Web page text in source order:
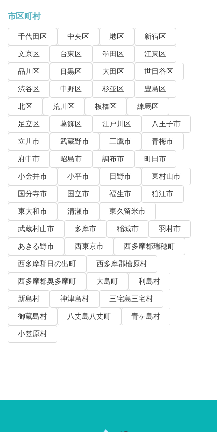
市区町村
千代田区 中央区 港区
新宿区
文京区
台東区 墨田区
江東区
品川区
目黒区 大田区
世田谷区
渋谷区
中野区 杉並区
豊島区
北区
荒川区 板橋区
練馬区
足立区
葛飾区 江戸川区
八王子市
立川市
武蔵野市 三鷹市
青梅市
府中市
昭島市 調布市
町田市
小金井市
小平市 日野市
東村山市
国分寺市
国立市 福生市
狛江市
東大和市
清瀬市
東久留米市
武蔵村山市
多摩市 稲城市
羽村市
あきる野市
西東京市
西多摩郡瑞穂町
西多摩郡日の出町
西多摩郡檜原村
西多摩郡奥多摩町
大島町
利島村
新島村
神津島村
三宅島三宅村
御蔵島村
八丈島八丈町
青ヶ島村
小笠原村